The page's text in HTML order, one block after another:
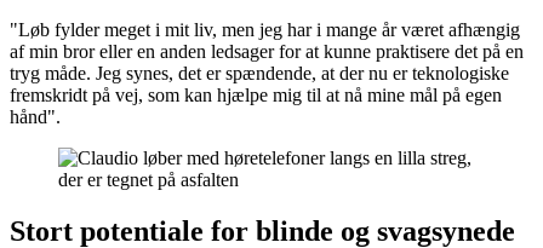
"Løb fylder meget i mit liv, men jeg har i mange år været afhængig
af min bror eller en anden ledsager for at kunne praktisere det på en
tryg måde. Jeg synes, det er spændende, at der nu er teknologiske
fremskridt på vej, som kan hjælpe mig til at nå mine mål på egen
hånd".
Stort potentiale for blinde og svagsynede